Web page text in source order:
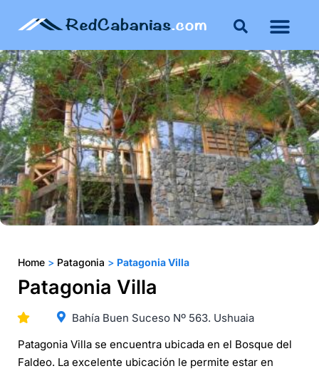
Home > Patagonia > Patagonia Villa
Patagonia Villa
Bahía Buen Suceso Nº 563. Ushuaia
Patagonia Villa se encuentra ubicada en el Bosque del
Faldeo. La excelente ubicación le permite estar en